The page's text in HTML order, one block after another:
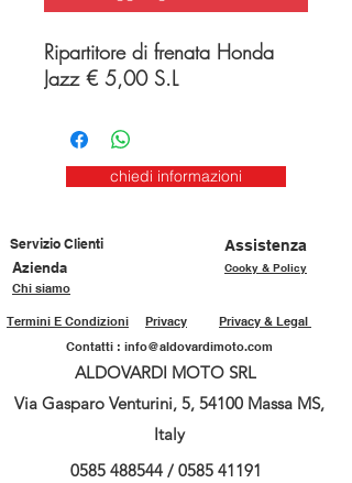
Ripartitore di frenata Honda
Jazz € 5,00 S.L
chiedi informazioni
Servizio Clienti
Assistenza
Azienda
Cooky & Policy
Chi siamo
Privacy & Legal
Privacy
Termini E Condizioni
Contatti : info@aldovardimoto.com
ALDOVARDI MOTO SRL
Via Gasparo Venturini, 5, 54100 Massa MS,
Italy
0585 488544 / 0585 41191